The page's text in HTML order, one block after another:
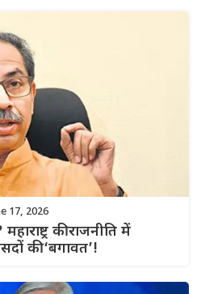
17, 2026
की राजनीति में
की ‘बगावत’!